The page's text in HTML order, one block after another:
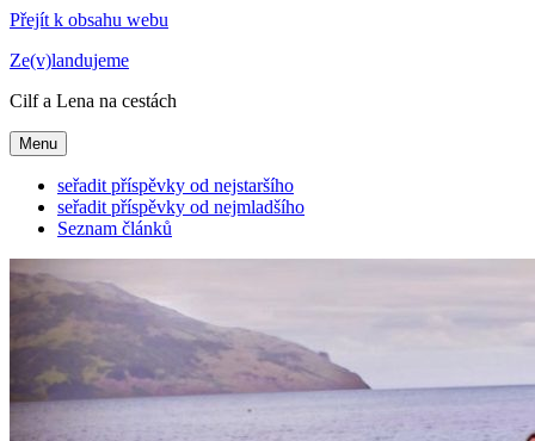
Přejít k obsahu webu
Ze(v)landujeme
Cilf a Lena na cestách
Menu
seřadit příspěvky od nejstaršího
seřadit příspěvky od nejmladšího
Seznam článků